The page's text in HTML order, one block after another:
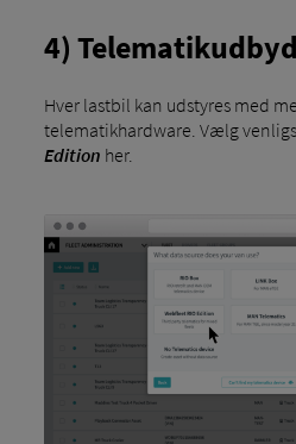
4)
Hver lastbil kan udstyres med
telematikhardware. Vælg
Edition her.